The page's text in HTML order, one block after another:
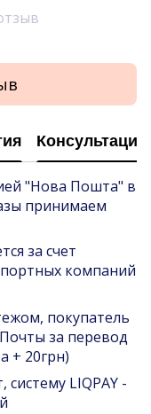
Консультация
"Нова Пошта" в
принимаем
за счет
компаний
покупатель
за перевод
+ 20грн)
LIQPAY -